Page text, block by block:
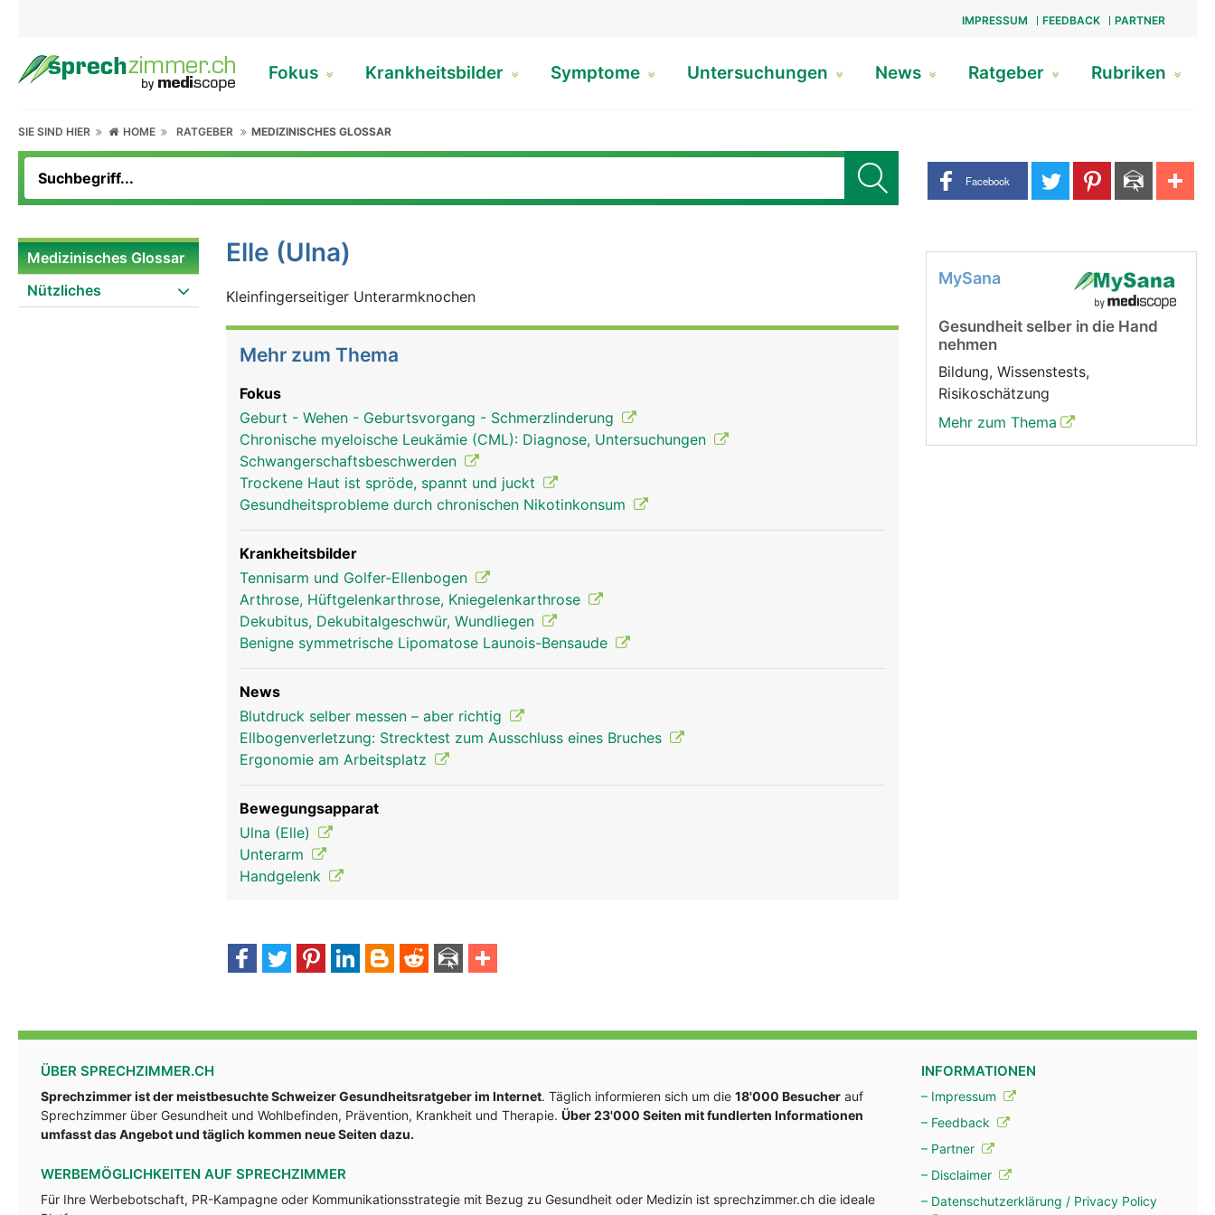
IMPRESSUM FEEDBACK PARTNER
Fokus Krankheitsbilder Symptome Untersuchungen News Ratgeber Rubriken
SIE SIND HIER HOME RATGEBER MEDIZINISCHES GLOSSAR
Share buttons
Facebook
Medizinisches Glossar
Nützliches
Elle (Ulna)
Kleinfingerseitiger Unterarmknochen
Mehr zum Thema
Fokus
Geburt - Wehen - Geburtsvorgang - Schmerzlinderung
Chronische myeloische Leukämie (CML): Diagnose, Untersuchungen
Schwangerschaftsbeschwerden
Trockene Haut ist spröde, spannt und juckt
Gesundheitsprobleme durch chronischen Nikotinkonsum
Krankheitsbilder
Tennisarm und Golfer-Ellenbogen
Arthrose, Hüftgelenkarthrose, Kniegelenkarthrose
Dekubitus, Dekubitalgeschwür, Wundliegen
Benigne symmetrische Lipomatose Launois-Bensaude
News
Blutdruck selber messen – aber richtig
Ellbogenverletzung: Strecktest zum Ausschluss eines Bruches
Ergonomie am Arbeitsplatz
Bewegungsapparat
Ulna (Elle)
Unterarm
Handgelenk
MySana
Gesundheit selber in die Hand
nehmen
Bildung, Wissenstests,
Risikoschätzung
Mehr zum Thema
ÜBER SPRECHZIMMER.CH
Sprechzimmer ist der meistbesuchte Schweizer Gesundheitsratgeber im Internet. Täglich informieren sich um die 18'000 Besucher auf
Sprechzimmer über Gesundheit und Wohlbefinden, Prävention, Krankheit und Therapie. Über 23'000 Seiten mit fundlerten Informationen
umfasst das Angebot und täglich kommen neue Seiten dazu.
WERBEMÖGLICHKEITEN AUF SPRECHZIMMER
Für Ihre Werbebotschaft, PR-Kampagne oder Kommunikationsstrategie mit Bezug zu Gesundheit oder Medizin ist sprechzimmer.ch die ideale
INFORMATIONEN
– Impressum
– Feedback
– Partner
– Disclaimer
– Datenschutzerklärung / Privacy Policy